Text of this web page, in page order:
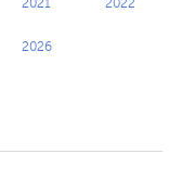
2021 2022
2026